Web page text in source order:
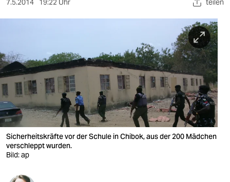
sport
nord
wahrheit
verlag
verlag
veranstaltungen
7.5.2014 19:22 Uhr teilen
Sicherheitskräfte vor der Schule in Chibok, aus der 200 Mädchen
verschleppt wurden.
Bild: ap